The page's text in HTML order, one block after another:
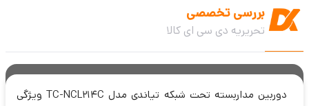
بررسی تخصصی
تحریریه دی سی ای کالا
دوربین مداربسته تحت شبکه تیاندی مدل TC-NCL214C ویژگی